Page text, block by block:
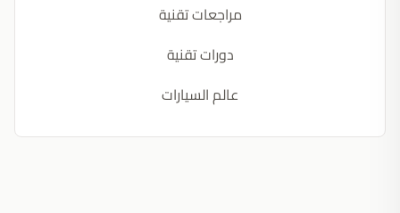
مراجعات تقنية
دورات تقنية
عالم السيارات